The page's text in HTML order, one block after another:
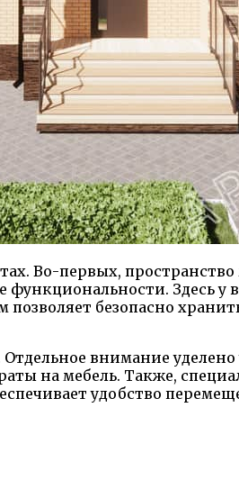
Во-первых,
Здесь у
безопасно
внимание
на мебель. Также,
удобство